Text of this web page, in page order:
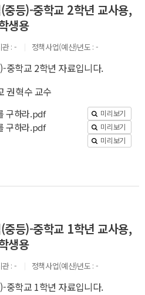
등)-중학교 2학년 교사용,
생용
관 - 정책사업(예산)년도 -
중학교 2학년 자료입니다.
권혁수 교수
구하라.pdf 미리보기
구하라.pdf 미리보기
미리보기
등)-중학교 1학년 교사용,
생용
관 - 정책사업(예산)년도 -
중학교 1학년 자료입니다.